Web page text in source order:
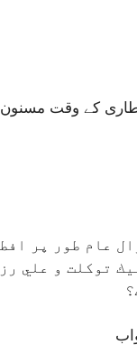
کے وقت مسنون
عام طور پر
توكلت و علي